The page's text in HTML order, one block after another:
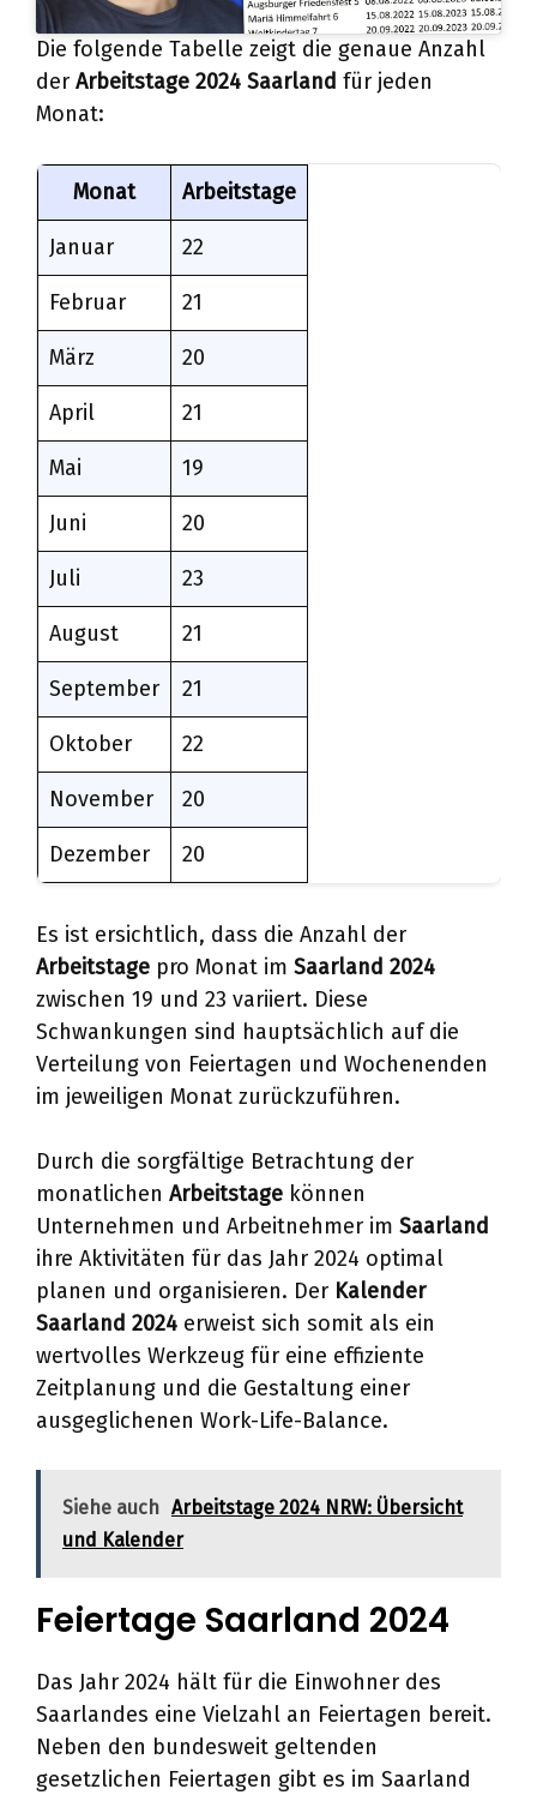
Die folgende Tabelle zeigt die genaue Anzahl
der Arbeitstage 2024 Saarland für jeden
Monat:
Monat Arbeitstage
Januar 22
Februar 21
März 20
April 21
Mai 19
Juni 20
Juli 23
August 21
September 21
Oktober 22
November 20
Dezember 20
Es ist ersichtlich, dass die Anzahl der
Arbeitstage pro Monat im Saarland 2024
zwischen 19 und 23 variiert. Diese
Schwankungen sind hauptsächlich auf die
Verteilung von Feiertagen und Wochenenden
im jeweiligen Monat zurückzuführen.
Durch die sorgfältige Betrachtung der
monatlichen Arbeitstage können
Unternehmen und Arbeitnehmer im Saarland
ihre Aktivitäten für das Jahr 2024 optimal
planen und organisieren. Der Kalender
Saarland 2024 erweist sich somit als ein
wertvolles Werkzeug für eine effiziente
Zeitplanung und die Gestaltung einer
ausgeglichenen Work-Life-Balance.
Siehe auch Arbeitstage 2024 NRW: Übersicht
und Kalender
Feiertage Saarland 2024
Das Jahr 2024 hält für die Einwohner des
Saarlandes eine Vielzahl an Feiertagen bereit.
Neben den bundesweit geltenden
gesetzlichen Feiertagen gibt es im Saarland